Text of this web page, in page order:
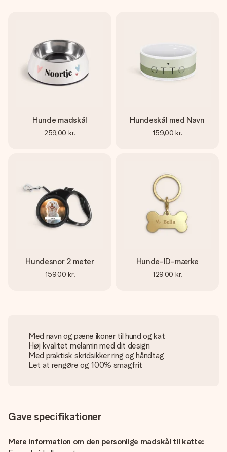
Hunde madskål
259,00 kr.
Hundeskål med Navn
159,00 kr.
Hundesnor 2 meter
159,00 kr.
Hunde-ID-mærke
129,00 kr.
Med navn og pæne ikoner til hund og kat
Høj kvalitet melamin med dit design
Med praktisk skridsikker ring og håndtag
Let at rengøre og 100% smagfrit
Gave specifikationer
Mere information om den personlige madskål til katte: